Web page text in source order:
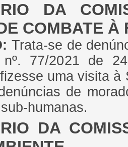
DA
COMBATE À
Trata-se de
77/2021 de
uma visita à
de
humanas.
DA